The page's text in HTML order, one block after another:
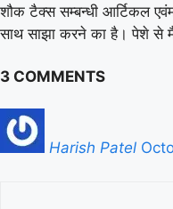
शौक टैक्स सम्बन्धी आर्टिकल
साथ साझा करने का है। पेशे से
3 COMMENTS
Harish Patel